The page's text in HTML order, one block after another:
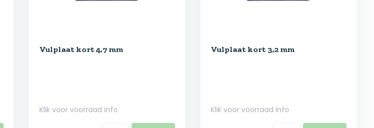
Vulplaat kort 4,7 mm
Klik voor voorraad info
Vulplaat kort 3,2 mm
Klik voor voorraad info